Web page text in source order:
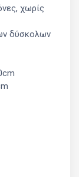
χωρίς
δύσκολων